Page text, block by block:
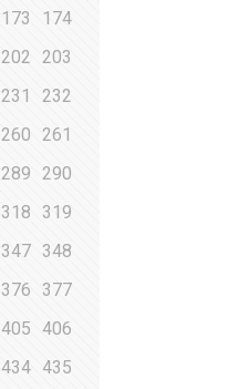
173
174
202
203
231
232
260
261
289
290
318
319
347 348
376
377
405
406
434 435